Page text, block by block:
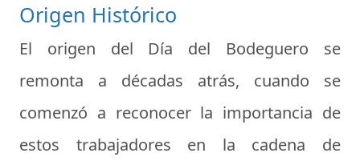
Origen Histórico
El origen del Día del Bodeguero se
remonta a décadas atrás, cuando se
comenzó a reconocer la importancia de
estos trabajadores en la cadena de